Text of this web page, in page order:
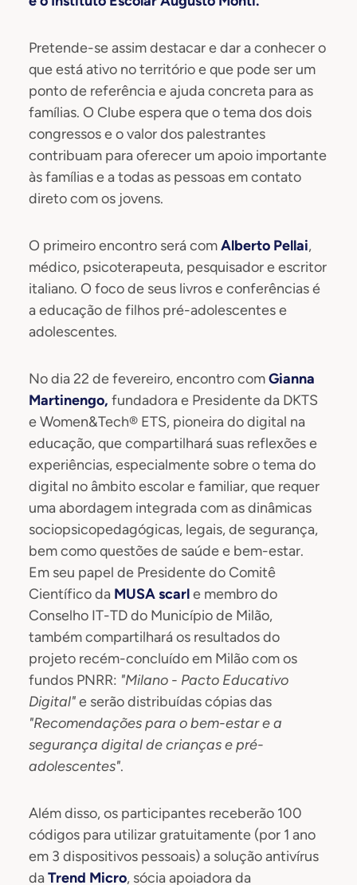
Pretende-se assim destacar e dar a conhecer o
que está ativo no território e que pode ser um
ponto de referência e ajuda concreta para as
famílias. O Clube espera que o tema dos dois
congressos e o valor dos palestrantes
contribuam para oferecer um apoio importante
às famílias e a todas as pessoas em contato
direto com os jovens.
O primeiro encontro será comAlberto Pellai,
médico, psicoterapeuta, pesquisador e escritor
italiano. O foco de seus livros e conferências é
a educação de filhos pré-adolescentes e
adolescentes.
No dia 22 de fevereiro, encontro comGianna
Martinengo, fundadora e Presidente da DKTS
e Women&Tech® ETS, pioneira do digital na
educação, que compartilhará suas reflexões e
experiências, especialmente sobre o tema do
digital no âmbito escolar e familiar, que requer
uma abordagem integrada com as dinâmicas
sociopsicopedagógicas, legais, de segurança,
bem como questões de saúde e bem-estar.
Em seu papel de Presidente do Comitê
Científico da MUSA scarle membro do
Conselho IT-TD do Município de Milão,
também compartilhará os resultados do
projeto recém-concluído em Milão com os
fundos PNRR: "Milano - Pacto Educativo
Digital"e serão distribuídas cópias das
"Recomendações para o bem-estar e a
segurança digital de crianças e pré-
adolescentes".
Além disso, os participantes receberão 100
códigos para utilizar gratuitamente (por 1 ano
em 3 dispositivos pessoais) a solução antivírus
daTrend Micro, sócia apoiadora da